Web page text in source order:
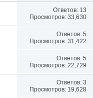
Ответов: 13
Просмотров: 33,630
Ответов: 5
Просмотров: 31,422
Ответов: 5
Просмотров: 22,729
Ответов: 3
Просмотров: 19,628